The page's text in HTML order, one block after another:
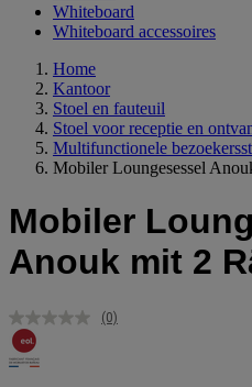
Whiteboard
Whiteboard accessoires
Home
Kantoor
Stoel en fauteuil
Stoel voor receptie en
Multifunctionele
Mobiler Loungesessel
Mobiler
Anouk mit 2
Geen
(0)